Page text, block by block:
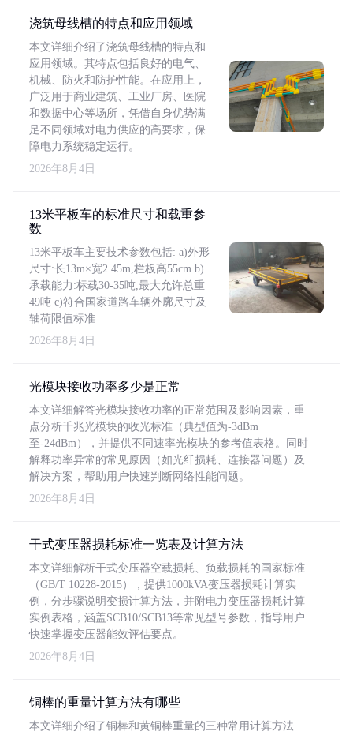
浇筑母线槽的特点和应用领域
本文详细介绍了浇筑母线槽的特点和
应用领域。其特点包括良好的电气、
机械、防火和防护性能。在应用上，
广泛用于商业建筑、工业厂房、医院
和数据中心等场所，凭借自身优势满
足不同领域对电力供应的高要求，保
障电力系统稳定运行。
2026年8月4日
13米平板车的标准尺寸和载重参
数
13米平板车主要技术参数包括: a)外形
尺寸:长13m×宽2.45m,栏板高55cm b)
承载能力:标载30-35吨,最大允许总重
49吨 c)符合国家道路车辆外廓尺寸及
轴荷限值标准
2026年8月4日
光模块接收功率多少是正常
本文详细解答光模块接收功率的正常范围及影响因素，重
点分析千兆光模块的收光标准（典型值为-3dBm
至-24dBm），并提供不同速率光模块的参考值表格。同时
解释功率异常的常见原因（如光纤损耗、连接器问题）及
解决方案，帮助用户快速判断网络性能问题。
2026年8月4日
干式变压器损耗标准一览表及计算方法
本文详细解析干式变压器空载损耗、负载损耗的国家标准
（GB/T 10228-2015），提供1000kVA变压器损耗计算实
例，分步骤说明变损计算方法，并附电力变压器损耗计算
实例表格，涵盖SCB10/SCB13等常见型号参数，指导用户
快速掌握变压器能效评估要点。
2026年8月4日
铜棒的重量计算方法有哪些
本文详细介绍了铜棒和黄铜棒重量的三种常用计算方法